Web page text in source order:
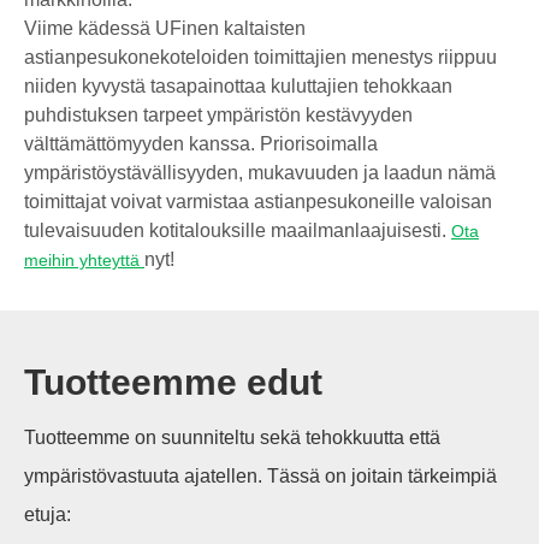
Viime kädessä UFinen kaltaisten
astianpesukonekoteloiden toimittajien menestys riippuu
niiden kyvystä tasapainottaa kuluttajien tehokkaan
puhdistuksen tarpeet ympäristön kestävyyden
välttämättömyyden kanssa. Priorisoimalla
ympäristöystävällisyyden, mukavuuden ja laadun nämä
toimittajat voivat varmistaa astianpesukoneille valoisan
tulevaisuuden kotitalouksille maailmanlaajuisesti. Ota
meihin yhteyttä nyt!
Tuotteemme edut
Tuotteemme on suunniteltu sekä tehokkuutta että
ympäristövastuuta ajatellen. Tässä on joitain tärkeimpiä
etuja: